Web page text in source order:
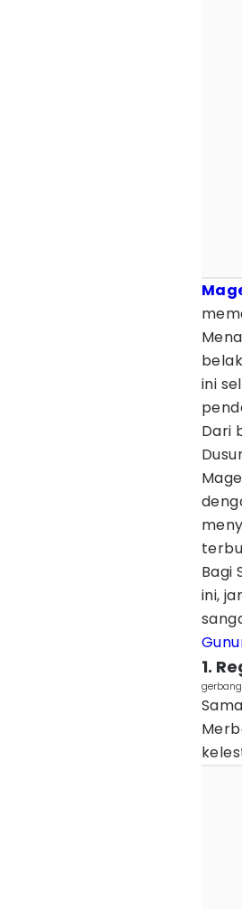
ini
Dari
Bagi
ini,
1.